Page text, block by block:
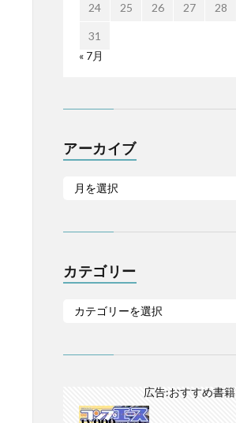
24 25 26 27 28
31
« 7月
アーカイブ
カテゴリー
広告:おすすめ書籍